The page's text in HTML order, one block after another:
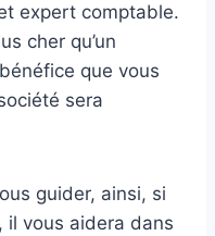
expert comptable.
cher qu’un
que vous
sera
guider, ainsi, si
il vous aidera dans